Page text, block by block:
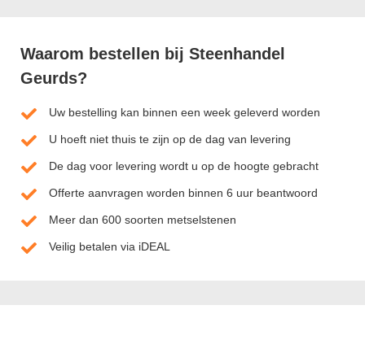
Waarom bestellen bij Steenhandel
Geurds?
Uw bestelling kan binnen een week geleverd worden
U hoeft niet thuis te zijn op de dag van levering
De dag voor levering wordt u op de hoogte gebracht
Offerte aanvragen worden binnen 6 uur beantwoord
Meer dan 600 soorten metselstenen
Veilig betalen via iDEAL